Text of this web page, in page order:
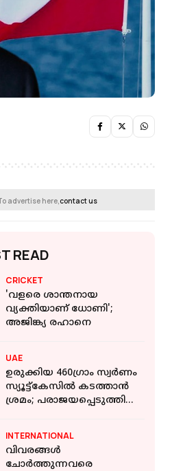
advertise here, contact us
READ
CRICKET
'വളരെ ശാന്തനായ
വ്യക്തിയാണ് ധോണി';
അജിങ്ക്യ രഹാനെ
UAE
ഉരുക്കിയ 460ഗ്രാം സ്വര്‍ണം
സ്യൂട്ട്‌കേസിൽ കടത്താന്‍
ശ്രമം; പരാജയപ്പെടുത്തി
INTERNATIONAL
വിവരങ്ങൾ
ചോർത്തുന്നവരെ